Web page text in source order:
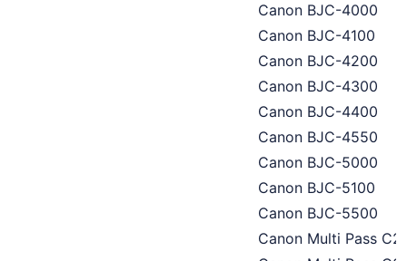
Canon BJC-4000
Canon BJC-4100
Canon BJC-4200
Canon BJC-4300
Canon BJC-4400
Canon BJC-4550
Canon BJC-5000
Canon BJC-5100
Canon BJC-5500
Canon Multi Pass